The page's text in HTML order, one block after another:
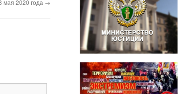
2020 года →